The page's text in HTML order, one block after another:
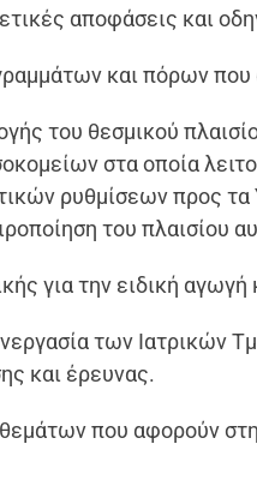
αποφάσεις και
και πόρων
του θεσμικού
στα οποία
ρυθμίσεων προς
του πλαισίου
για την ειδική αγωγή
των Ιατρικών
και έρευνας.
που αφορούν